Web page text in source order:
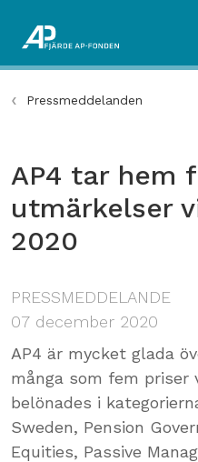
Pressmeddelanden
AP4 tar hem
utmärkelser
2020
PRESSMEDDELANDE
07 december 2020
AP4 är mycket glada
många som fem priser
belönades i
Sweden, Pension
Equities, Passive